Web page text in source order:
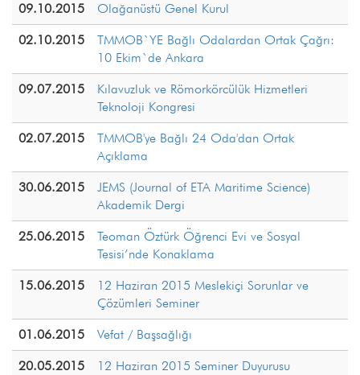
09.10.2015 Olağanüstü Genel Kurul
02.10.2015
TMMOB`YE Bağlı Odalardan Ortak Çağrı:
10 Ekim`de Ankara
09.07.2015
Kılavuzluk ve Römorkörcülük Hizmetleri
Teknoloji Kongresi
02.07.2015
TMMOB'ye Bağlı 24 Oda'dan Ortak
Açıklama
30.06.2015
JEMS (Journal of ETA Maritime Science)
Akademik Dergi
25.06.2015
Teoman Öztürk Öğrenci Evi ve Sosyal
Tesisi’nde Konaklama
15.06.2015
12 Haziran 2015 Meslekiçi Sorunlar ve
Çözümleri Seminer
01.06.2015 Vefat / Başsağlığı
20.05.2015 12 Haziran 2015 Seminer Duyurusu